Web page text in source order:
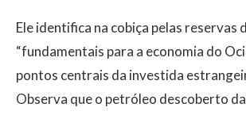
Ele identifica na cobiça pelas reservas
“fundamentais para a economia do
pontos centrais da investida
Observa que o petróleo descoberto